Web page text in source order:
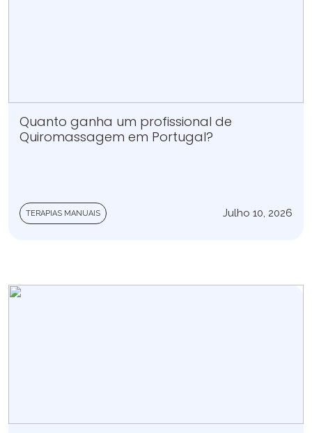
Quanto ganha um profissional de
Quiromassagem em Portugal?
TERAPIAS MANUAIS Julho 10, 2026